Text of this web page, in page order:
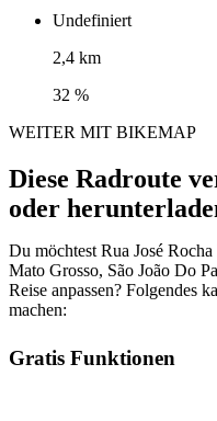
Undefiniert
2,4 km
32 %
WEITER MIT BIKEMAP
Diese Radroute
oder
Du möchtest Rua José
Mato Grosso, São João Do
Reise anpassen? Folgendes
machen:
Gratis Funktionen